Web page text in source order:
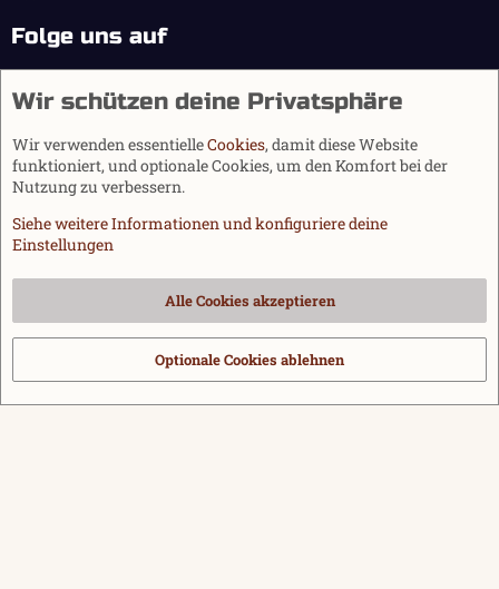
Folge uns auf
Cookies
Datenschutz
Hilfe und Impressum
Start
S
Community platform by XenForo® © 2010-2026 XenForo Ltd.
via s9e/MediaSites
Wir schützen deine Privatsphäre
Wir verwenden essentielleCookies, damit diese Website
funktioniert, und optionale Cookies, um den Komfort bei der
Nutzung zu verbessern.
Siehe weitere Informationen und konfiguriere deine
Einstellungen
Alle Cookies akzeptieren
Optionale Cookies ablehnen